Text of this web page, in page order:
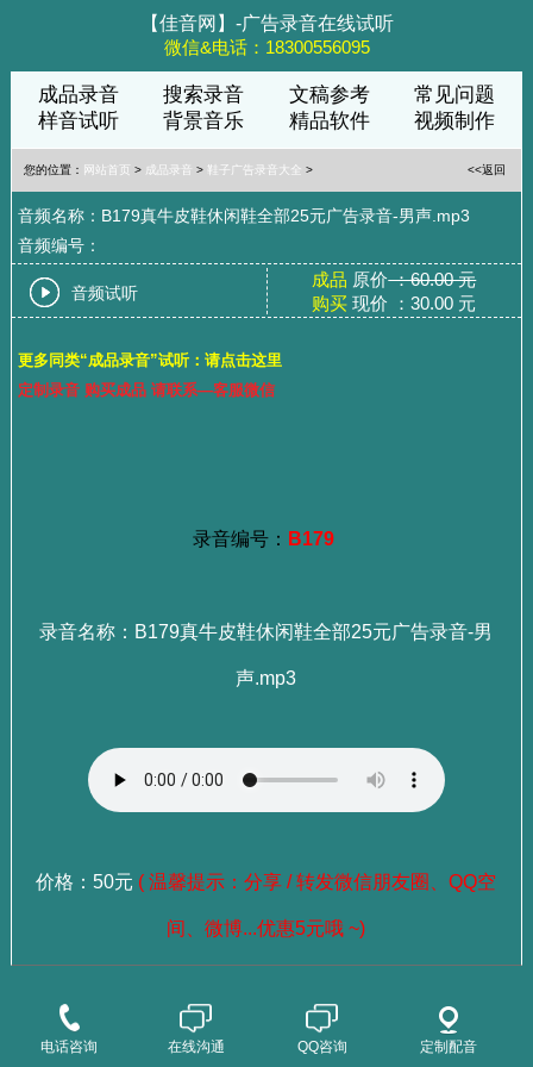
【佳音网】-广告录音在线试听
微信&电话：18300556095
成品录音 搜索录音 文稿参考
常见问题
样音试听
背景音乐 精品软件 视频制作
您的位置： 网站首页 > 成品录音 > 鞋子广告录音大全 > <<返回
音频名称：B179真牛皮鞋休闲鞋全部25元广告录音-男声.mp3
音频编号：
音频试听
成品 原价：60.00 元
购买 现价 ：30.00 元
更多同类“成品录音”试听：请点击这里
定制录音 购买成品 请联系—客服微信
录音编号： B179
录音名称：B179真牛皮鞋休闲鞋全部25元广告录音-男
声.mp3
价格：50元 ( 温馨提示：分享 / 转发微信朋友圈、QQ空
间、微博...优惠5元哦 ~)
选择成品录音 点这里查看>>>
电话咨询 在线沟通 QQ咨询 定制配音